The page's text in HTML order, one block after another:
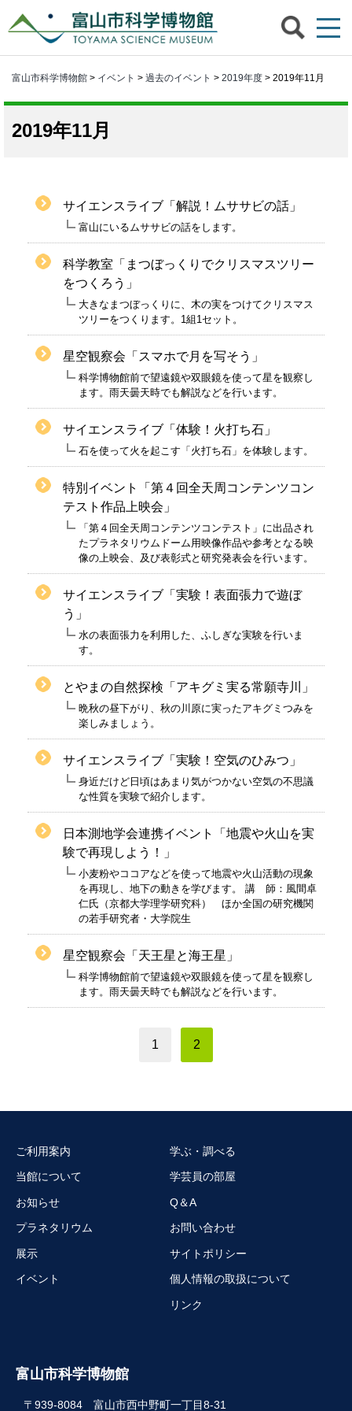
富山市科学博物館 > イベント > 過去のイベント > 2019年度 > 2019年11月
2019年11月
サイエンスライブ「解説！ムササビの話」
富山にいるムササビの話をします。
科学教室「まつぼっくりでクリスマスツリー
をつくろう」
大きなまつぼっくりに、木の実をつけてクリスマス
ツリーをつくります。1組1セット。
星空観察会「スマホで月を写そう」
科学博物館前で望遠鏡や双眼鏡を使って星を観察し
ます。雨天曇天時でも解説などを行います。
サイエンスライブ「体験！火打ち石」
石を使って火を起こす「火打ち石」を体験します。
特別イベント「第４回全天周コンテンツコン
テスト作品上映会」
「第４回全天周コンテンツコンテスト」に出品され
たプラネタリウムドーム用映像作品や参考となる映
像の上映会、及び表彰式と研究発表会を行います。
サイエンスライブ「実験！表面張力で遊ぼ
う」
水の表面張力を利用した、ふしぎな実験を行いま
す。
とやまの自然探検「アキグミ実る常願寺川」
晩秋の昼下がり、秋の川原に実ったアキグミつみを
楽しみましょう。
サイエンスライブ「実験！空気のひみつ」
身近だけど日頃はあまり気がつかない空気の不思議
な性質を実験で紹介します。
日本測地学会連携イベント「地震や火山を実
験で再現しよう！」
小麦粉やココアなどを使って地震や火山活動の現象
を再現し、地下の動きを学びます。 講 師：風間卓
仁氏（京都大学理学研究科） ほか全国の研究機関
の若手研究者・大学院生
星空観察会「天王星と海王星」
科学博物館前で望遠鏡や双眼鏡を使って星を観察し
ます。雨天曇天時でも解説などを行います。
1 2
富山市科学博物館
〒939-8084 富山市西中野町一丁目8-31
ご利用案内
当館について
お知らせ
プラネタリウム
展示
イベント
学ぶ・調べる
学芸員の部屋
Q＆A
お問い合わせ
サイトポリシー
個人情報の取扱について
リンク